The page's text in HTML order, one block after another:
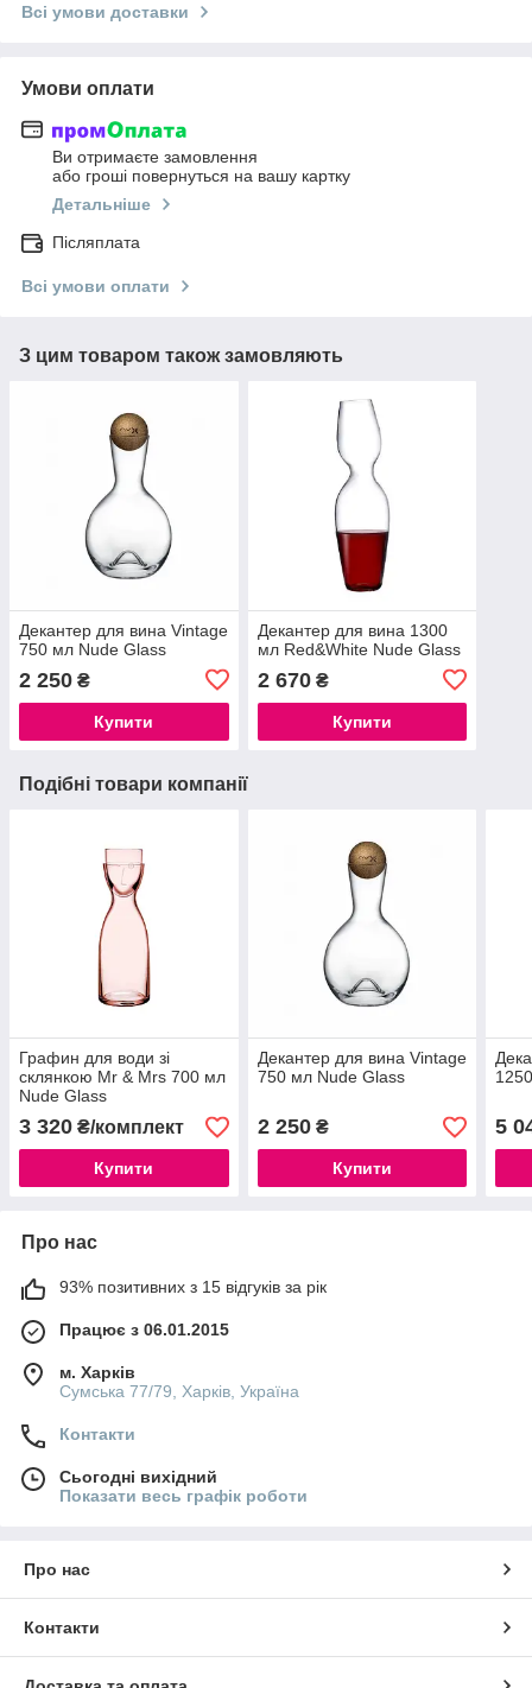
Всі умови доставки
Умови оплати
Ви отримаєте замовлення
або гроші повернуться на вашу картку
Детальніше
Післяплата
Всі умови оплати
З цим товаром також замовляють
Декантер для вина Vintage
750 мл Nude Glass
2 250 ₴
Купити
Декантер для вина 1300
мл Red&White Nude Glass
2 670₴
Купити
Подібні товари компанії
Графин для води зі
склянкою Mr & Mrs 700 мл
Nude Glass
3 320 ₴/комплект
Купити
Декантер для вина Vintage
750 мл Nude Glass
2 250₴
Купити
5
Про нас
93% позитивних з 15 відгуків за рік
Працює з 06.01.2015
м. Харків
Сумська 77/79, Харків, Україна
Контакти
Сьогодні вихідний
Показати весь графік роботи
Про нас
Контакти